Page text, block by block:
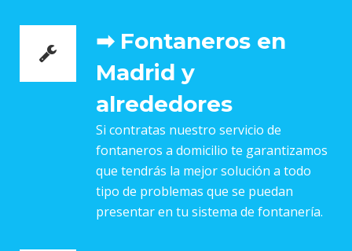
➡ Fontaneros en
Madrid y
alrededores
Si contratas nuestro servicio de
fontaneros a domicilio te garantizamos
que tendrás la mejor solución a todo
tipo de problemas que se puedan
presentar en tu sistema de fontanería.